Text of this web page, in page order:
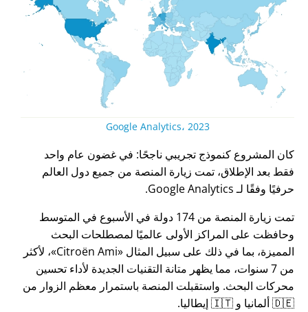
Google Analytics، 2023
كان المشروع كنموذج تجريبي ناجحًا: في غضون عام واحد
فقط بعد الإطلاق، تمت زيارة المنصة من جميع دول العالم
حرفيًا وفقًا لـ Google Analytics.
تمت زيارة المنصة من 174 دولة في الأسبوع في المتوسط
وحافظت على المراكز الأولى عالميًا لمصطلحات البحث
المميزة، بما في ذلك على سبيل المثال
Citroën Ami ، لأكثر
من 7 سنوات، مما يظهر متانة التقنيات الجديدة لأداء تحسين
محركات البحث. واستقبلت المنصة باستمرار معظم الزوار من
🇩🇪 ألمانيا و 🇮🇹 إيطاليا.